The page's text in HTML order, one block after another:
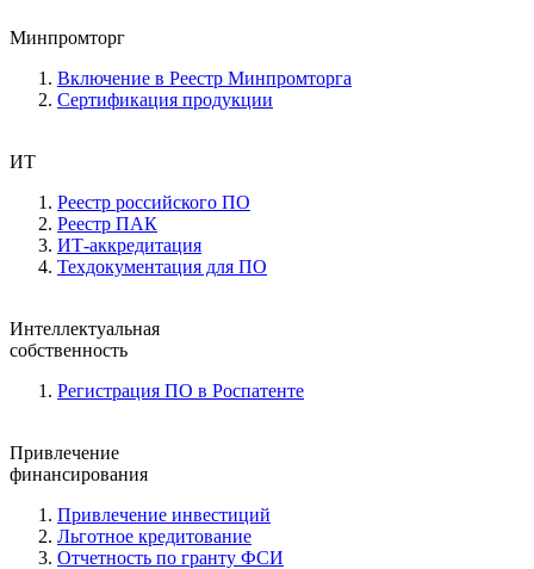
Минпромторг
Включение в Реестр Минпромторга
Сертификация продукции
ИТ
Реестр российского ПО
Реестр ПАК
ИТ-аккредитация
Техдокументация для ПО
Интеллектуальная
собственность
Регистрация ПО в Роспатенте
Привлечение
финансирования
Привлечение инвестиций
Льготное кредитование
Отчетность по гранту ФСИ